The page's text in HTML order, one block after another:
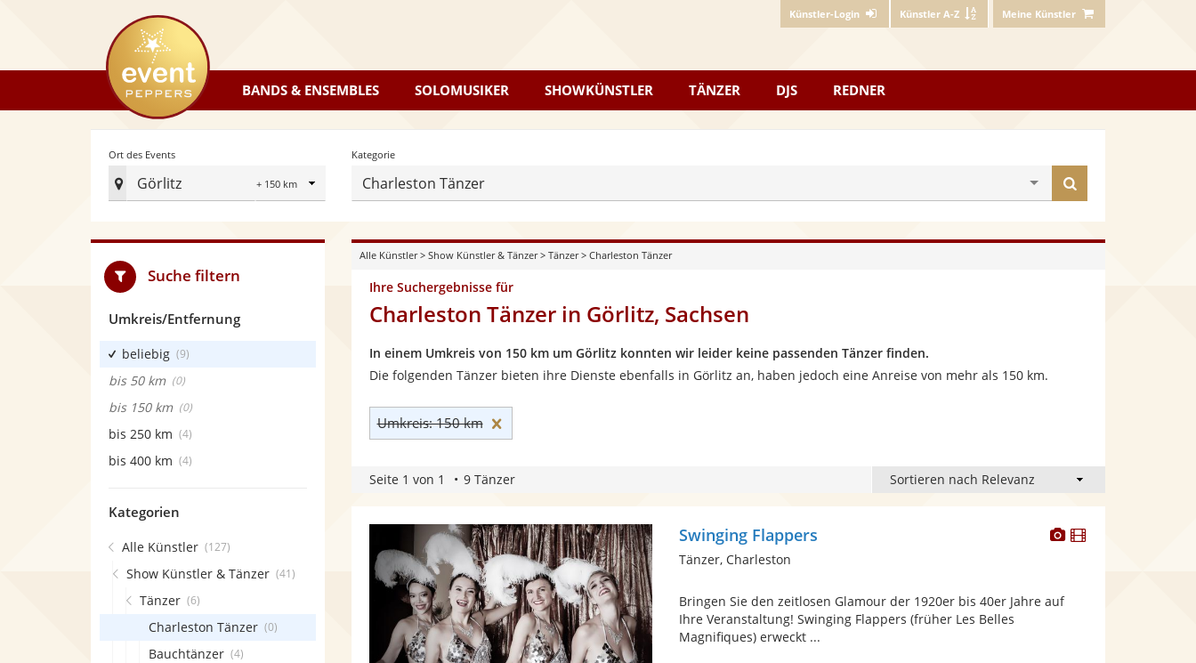
Künstler-Login Künstler A-Z Meine Künstler
eventpeppers
BANDS & ENSEMBLES SOLOMUSIKER SHOWKÜNSTLER TÄNZER DJS REDNER
Ort des Events
Görlitz
Radius
Ort
Events
festlegen
Kategorie
Charleston Tänzer
finden
Alle Künstler> Show Künstler & Tänzer> Tänzer> Charleston Tänzer
Ihre Suchergebnisse für
Charleston Tänzer in Görlitz, Sachsen
In einem Umkreis von 150 km um Görlitz konnten wir leider keine passenden Tänzer finden.
Die folgenden Tänzer bieten ihre Dienste ebenfalls in Görlitz an, haben jedoch eine Anreise von mehr als 150 km.
Umkreis: 150 km
Seite 1 von 1 9 Tänzer
DieserDieser
Swinging Flappers
Tänzer, Charleston
Bringen Sie den zeitlosen Glamour der 1920er bis 40er Jahre auf
Ihre Veranstaltung! Swinging Flappers (früher Les Belles
Magnifiques) erweckt ...
Suche filtern
Umkreis/Entfernung
beliebig (9)
bis 50 km (0)
bis 150 km (0)
bis 250 km (4)
bis 400 km (4)
Kategorien
Alle Künstler (127)
Show Künstler & Tänzer (41)
Tänzer (6)
Charleston Tänzer (0)
Bauchtänzer (4)